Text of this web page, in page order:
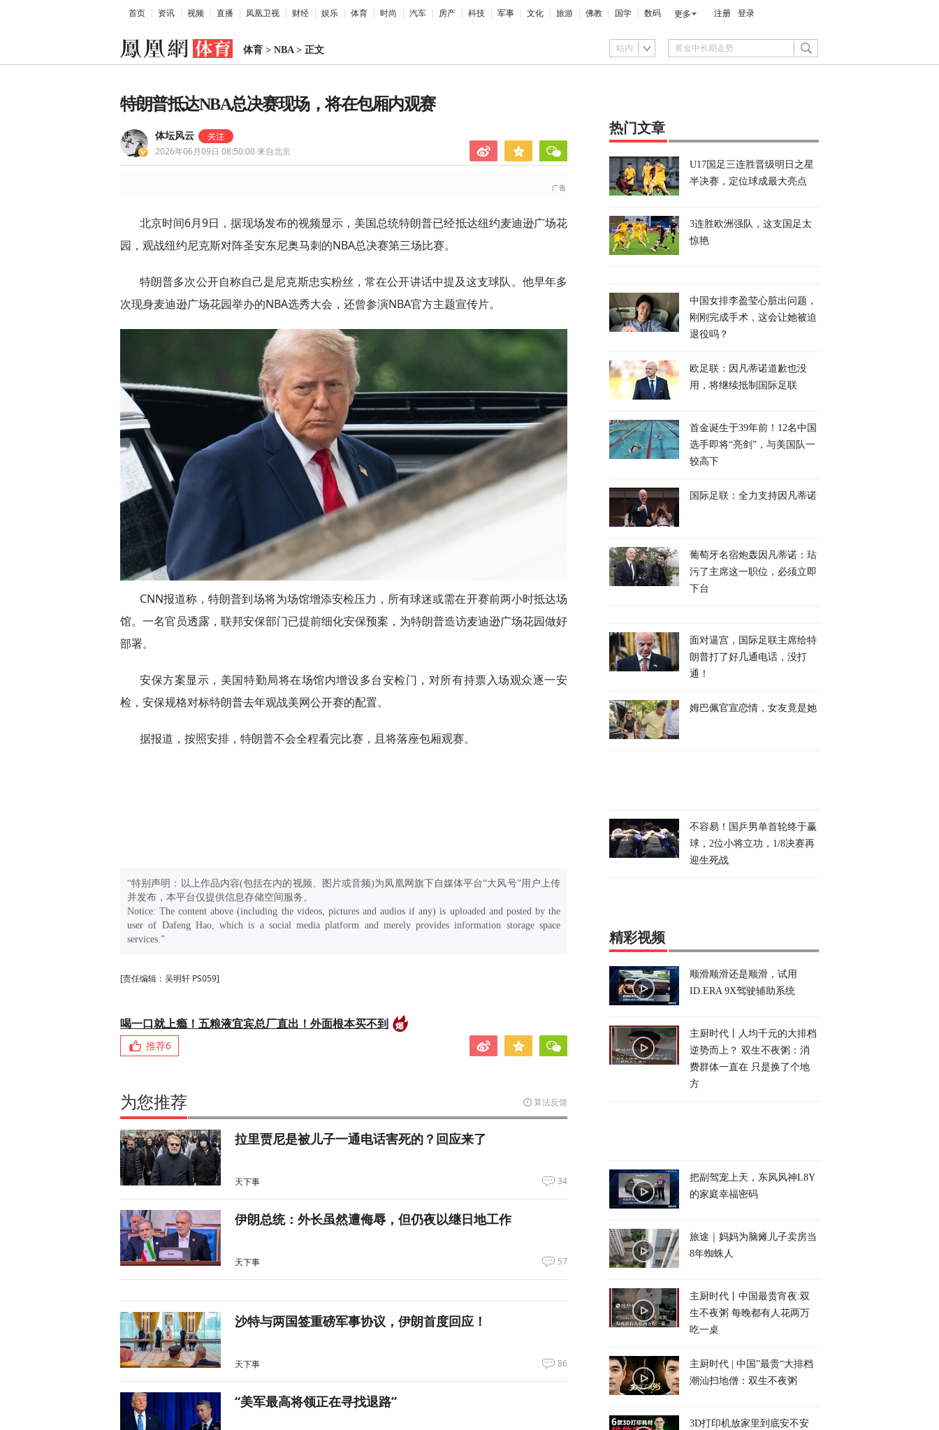
首页 资讯 视频 直播 凤凰卫视 财经 娱乐 体育 时尚 汽车 房产 科技 军事 文化 旅游 佛教 国学 数码 更多 注册 登录
体育 > NBA> 正文 站内
特朗普抵达NBA总决赛现场，将在包厢内观赛
体坛风云
2026年06月09日 08:50:00来自北京
北京时间6月9日，据现场发布的视频显示，美国总统特朗普已经抵达纽约麦迪逊广场花
园，观战纽约尼克斯对阵圣安东尼奥马刺的NBA总决赛第三场比赛。
特朗普多次公开自称自己是尼克斯忠实粉丝，常在公开讲话中提及这支球队。他早年多
次现身麦迪逊广场花园举办的NBA选秀大会，还曾参演NBA官方主题宣传片。
CNN报道称，特朗普到场将为场馆增添安检压力，所有球迷或需在开赛前两小时抵达场
馆。一名官员透露，联邦安保部门已提前细化安保预案，为特朗普造访麦迪逊广场花园做好
部署。
安保方案显示，美国特勤局将在场馆内增设多台安检门，对所有持票入场观众逐一安
检，安保规格对标特朗普去年观战美网公开赛的配置。
据报道，按照安排，特朗普不会全程看完比赛，且将落座包厢观赛。
“特别声明：以上作品内容(包括在内的视频、图片或音频)为凤凰网旗下自媒体平台“大风号”用户上传
并发布，本平台仅提供信息存储空间服务。
Notice: The content above (including the videos, pictures and audios if any) is uploaded and posted by the
user of Dafeng Hao, which is a social media platform and merely provides information storage space
services.”
[责任编辑：吴明轩 PS059]
喝一口就上瘾！五粮液宜宾总厂直出！外面根本买不到
推荐6
为您推荐 算法反馈
拉里贾尼是被儿子一通电话害死的？回应来了
天下事 34
伊朗总统：外长虽然遭侮辱，但仍夜以继日地工作
天下事 57
沙特与两国签重磅军事协议，伊朗首度回应！
天下事 86
“美军最高将领正在寻找退路”
热门文章
U17国足三连胜晋级明日之星
半决赛，定位球成最大亮点
3连胜欧洲强队，这支国足太
惊艳
中国女排李盈莹心脏出问题，
刚刚完成手术，这会让她被迫
退役吗？
欧足联：因凡蒂诺道歉也没
用，将继续抵制国际足联
首金诞生于39年前！12名中国
选手即将“亮剑”，与美国队一
较高下
国际足联：全力支持因凡蒂诺
葡萄牙名宿炮轰因凡蒂诺：玷
污了主席这一职位，必须立即
下台
面对逼宫，国际足联主席给特
朗普打了好几通电话，没打
通！
姆巴佩官宣恋情，女友竟是她
不容易！国乒男单首轮终于赢
球，2位小将立功，1/8决赛再
迎生死战
精彩视频
顺滑顺滑还是顺滑，试用
ID.ERA 9X驾驶辅助系统
主厨时代丨人均千元的大排档
逆势而上？ 双生不夜粥：消
费群体一直在 只是换了个地
方
把副驾宠上天，东风风神L8Y
的家庭幸福密码
旅途｜妈妈为脑瘫儿子卖房当
8年蜘蛛人
主厨时代丨中国最贵宵夜:双
生不夜粥 每晚都有人花两万
吃一桌
主厨时代 | 中国”最贵“大排档
潮汕扫地僧：双生不夜粥
3D打印机放家里到底安不安